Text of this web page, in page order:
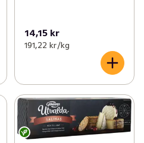
14,15 kr
191,22 kr /kg